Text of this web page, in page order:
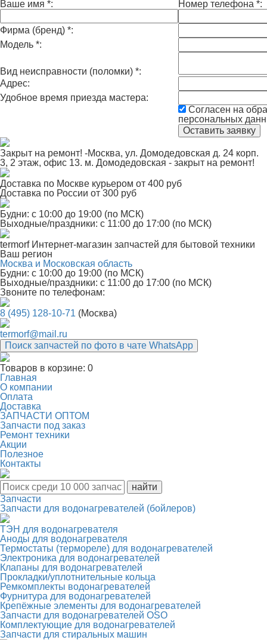
Ваше имя *: Номер телефона *:
Фирма (бренд) *:
Модель *:
Вид неисправности (поломки) *:
Адрес:
Удобное время приезда мастера:
Согласен на
персональных
Закрыт на ремонт! -Москва, ул. Домодедовская д. 24 корп.
3, 2 этаж, офис 13. м. Домодедовская - закрыт на ремонт!
Доставка по Москве курьером от 400 руб
Доставка по России от 300 руб
Будни: с 10:00 до 19:00 (по МСК)
Выходные/праздники: с 11:00 до 17:00 (по МСК)
termorf Интернет-магазин запчастей для бытовой техники
Ваш регион
Москва и Московская область
Будни: с 10:00 до 19:00 (по МСК)
Выходные/праздники: с 11:00 до 17:00 (по МСК)
Звоните по телефонам:
8 (495) 128-10-71 (Москва)
termorf@mail.ru
Поиск запчастей по фото в чате WhatsApp
Товаров в корзине: 0
Главная
О компании
Оплата
Доставка
ЗАПЧАСТИ ОПТОМ
Запчасти под заказ
Ремонт техники
Акции
Полезное
Контакты
Запчасти
Запчасти для водонагревателей (бойлеров)
ТЭН для водонагревателя
Аноды для водонагревателя
Термостаты (термореле) для водонагревателей
Электроника для водонагревателей
Клапаны для водонагревателей
Прокладки/уплотнительные кольца
Ремкомплекты водонагревателей
Фурнитура для водонагревателей
Крепёжные элементы для водонагревателей
Запчасти для водонагревателей OSO
Комплектующие для водонагревателей
Запчасти для стиральных машин